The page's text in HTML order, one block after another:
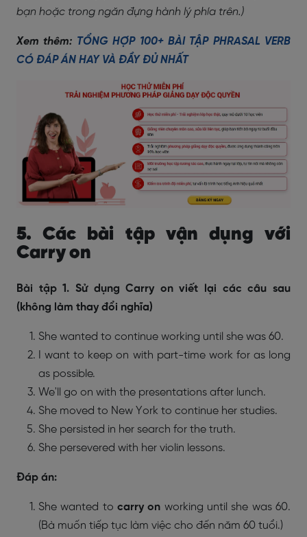
bạn hoặc trong ngăn đựng hành lý phía trên.)
Xem thêm: TỔNG HỢP 100+ BÀI TẬP PHRASAL VERB
CÓ ĐÁP ÁN HAY VÀ ĐẦY ĐỦ NHẤT
5. Các bài tập vận dụng với
Carry on
Bài tập 1. Sử dụng Carry on viết lại các câu sau
(không làm thay đổi nghĩa)
She wanted to continue working until she was 60.
I want to keep on with part-time work for as long
as possible.
We'll go on with the presentations after lunch.
She moved to New York to continue her studies.
She persisted in her search for the truth.
She persevered with her violin lessons.
Đáp án:
She wanted to carry on working until she was 60.
(Bà muốn tiếp tục làm việc cho đến năm 60 tuổi.)